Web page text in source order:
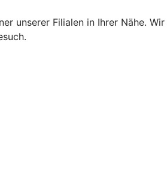
unserer Filialen in Ihrer Nähe. Wir